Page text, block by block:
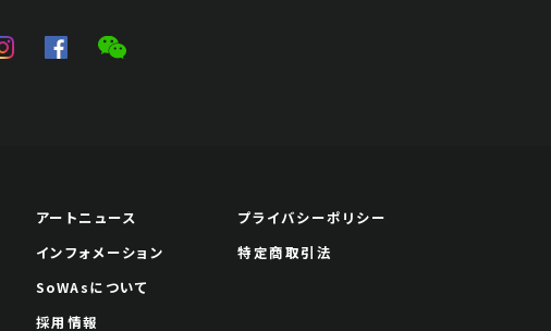
アートニュース
インフォメーション
SoWAsについて
採用情報
プライバシーポリシー
特定商取引法